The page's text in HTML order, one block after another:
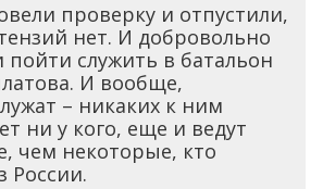
проверку и отпустили,
нет. И добровольно
пойти служить в батальон
И вообще,
– никаких к ним
ни у кого, еще и ведут
чем некоторые, кто
России.